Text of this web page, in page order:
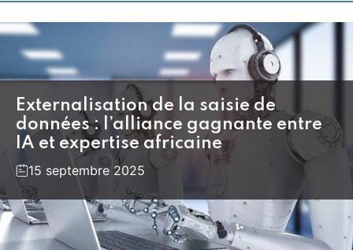
Externalisation de la saisie de
données : l’alliance gagnante entre
IA et expertise africaine
15 septembre 2025